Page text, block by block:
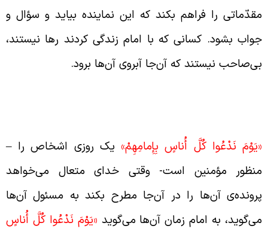
را فراهم بکند که این نماینده بیاید و سؤال و
بشود. کسانی که با امام زندگی کردند رها نیستند،
نیستند که آن‌جا آبروی آن‌ها برود.
نَدْعُوا كُلَّ أُناسٍ بِإِمامِهِمْ»یک روزی اشخاص را–
مؤمنین است- وقتی خدای متعال می‌خواهد
آن‌ها را در آن‌جا مطرح بکند به مسئول آن‌ها
به امام زمان آن‌ها می‌گوید«يَوْمَ نَدْعُوا كُلَّ أُناسٍ